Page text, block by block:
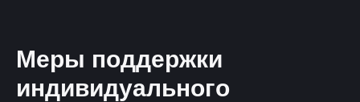
Меры поддержки
индивидуального